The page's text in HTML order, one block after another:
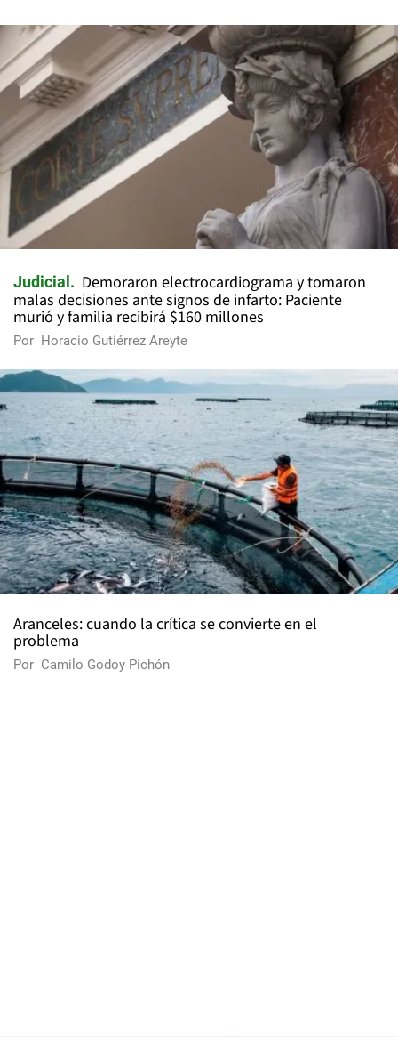
Judicial
Demoraron electrocardiograma y tomaron
malas decisiones ante signos de infarto: Paciente
murió y familia recibirá $160 millones
Por Horacio Gutiérrez Areyte
Aranceles: cuando la crítica se convierte en el
problema
Por Camilo Godoy Pichón